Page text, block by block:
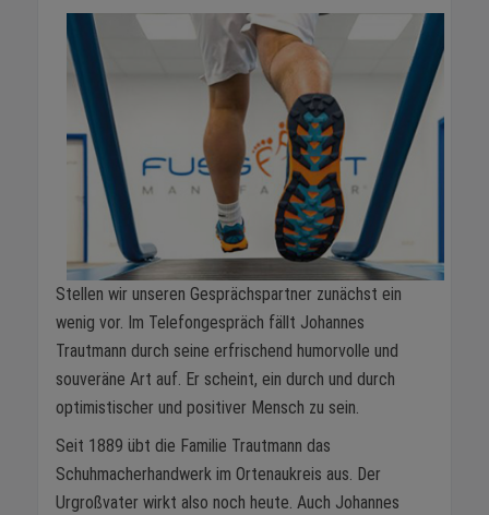
Stellen wir unseren Gesprächspartner zunächst ein
wenig vor. Im Telefongespräch fällt Johannes
Trautmann durch seine erfrischend humorvolle und
souveräne Art auf. Er scheint, ein durch und durch
optimistischer und positiver Mensch zu sein.
Seit 1889 übt die Familie Trautmann das
Schuhmacherhandwerk im Ortenaukreis aus. Der
Urgroßvater wirkt also noch heute. Auch Johannes